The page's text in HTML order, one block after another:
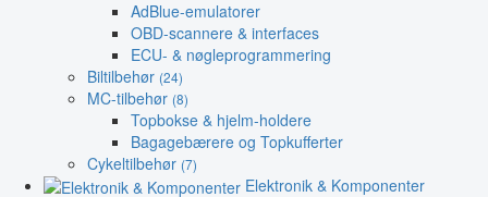
AdBlue-emulatorer
OBD-scannere & interfaces
ECU- & nøgleprogrammering
Biltilbehør (24)
MC-tilbehør (8)
Topbokse & hjelm-holdere
Bagagebærere og Topkufferter
Cykeltilbehør (7)
Elektronik & Komponenter